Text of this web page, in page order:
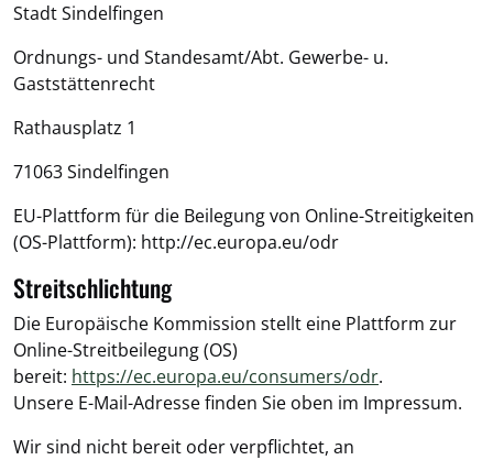
Stadt Sindelfingen
Ordnungs- und Standesamt/Abt. Gewerbe- u.
Gaststättenrecht
Rathausplatz 1
71063 Sindelfingen
EU-Plattform für die Beilegung von Online-Streitigkeiten
(OS-Plattform): http://ec.europa.eu/odr
Streitschlichtung
Die Europäische Kommission stellt eine Plattform zur
Online-Streitbeilegung (OS)
bereit: https://ec.europa.eu/consumers/odr.
Unsere E-Mail-Adresse finden Sie oben im Impressum.
Wir sind nicht bereit oder verpflichtet, an